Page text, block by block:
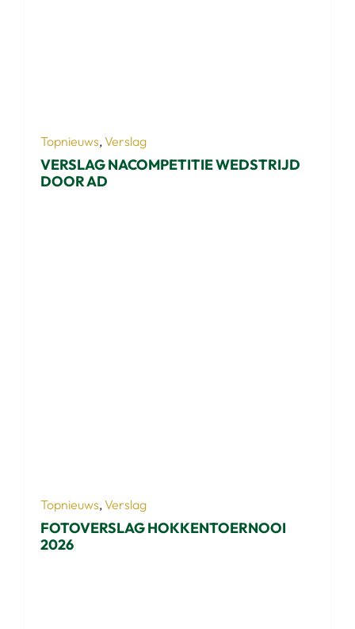
Topnieuws, Verslag
VERSLAG NACOMPETITIE WEDSTRIJD
DOOR AD
Topnieuws, Verslag
FOTOVERSLAG HOKKENTOERNOOI
2026